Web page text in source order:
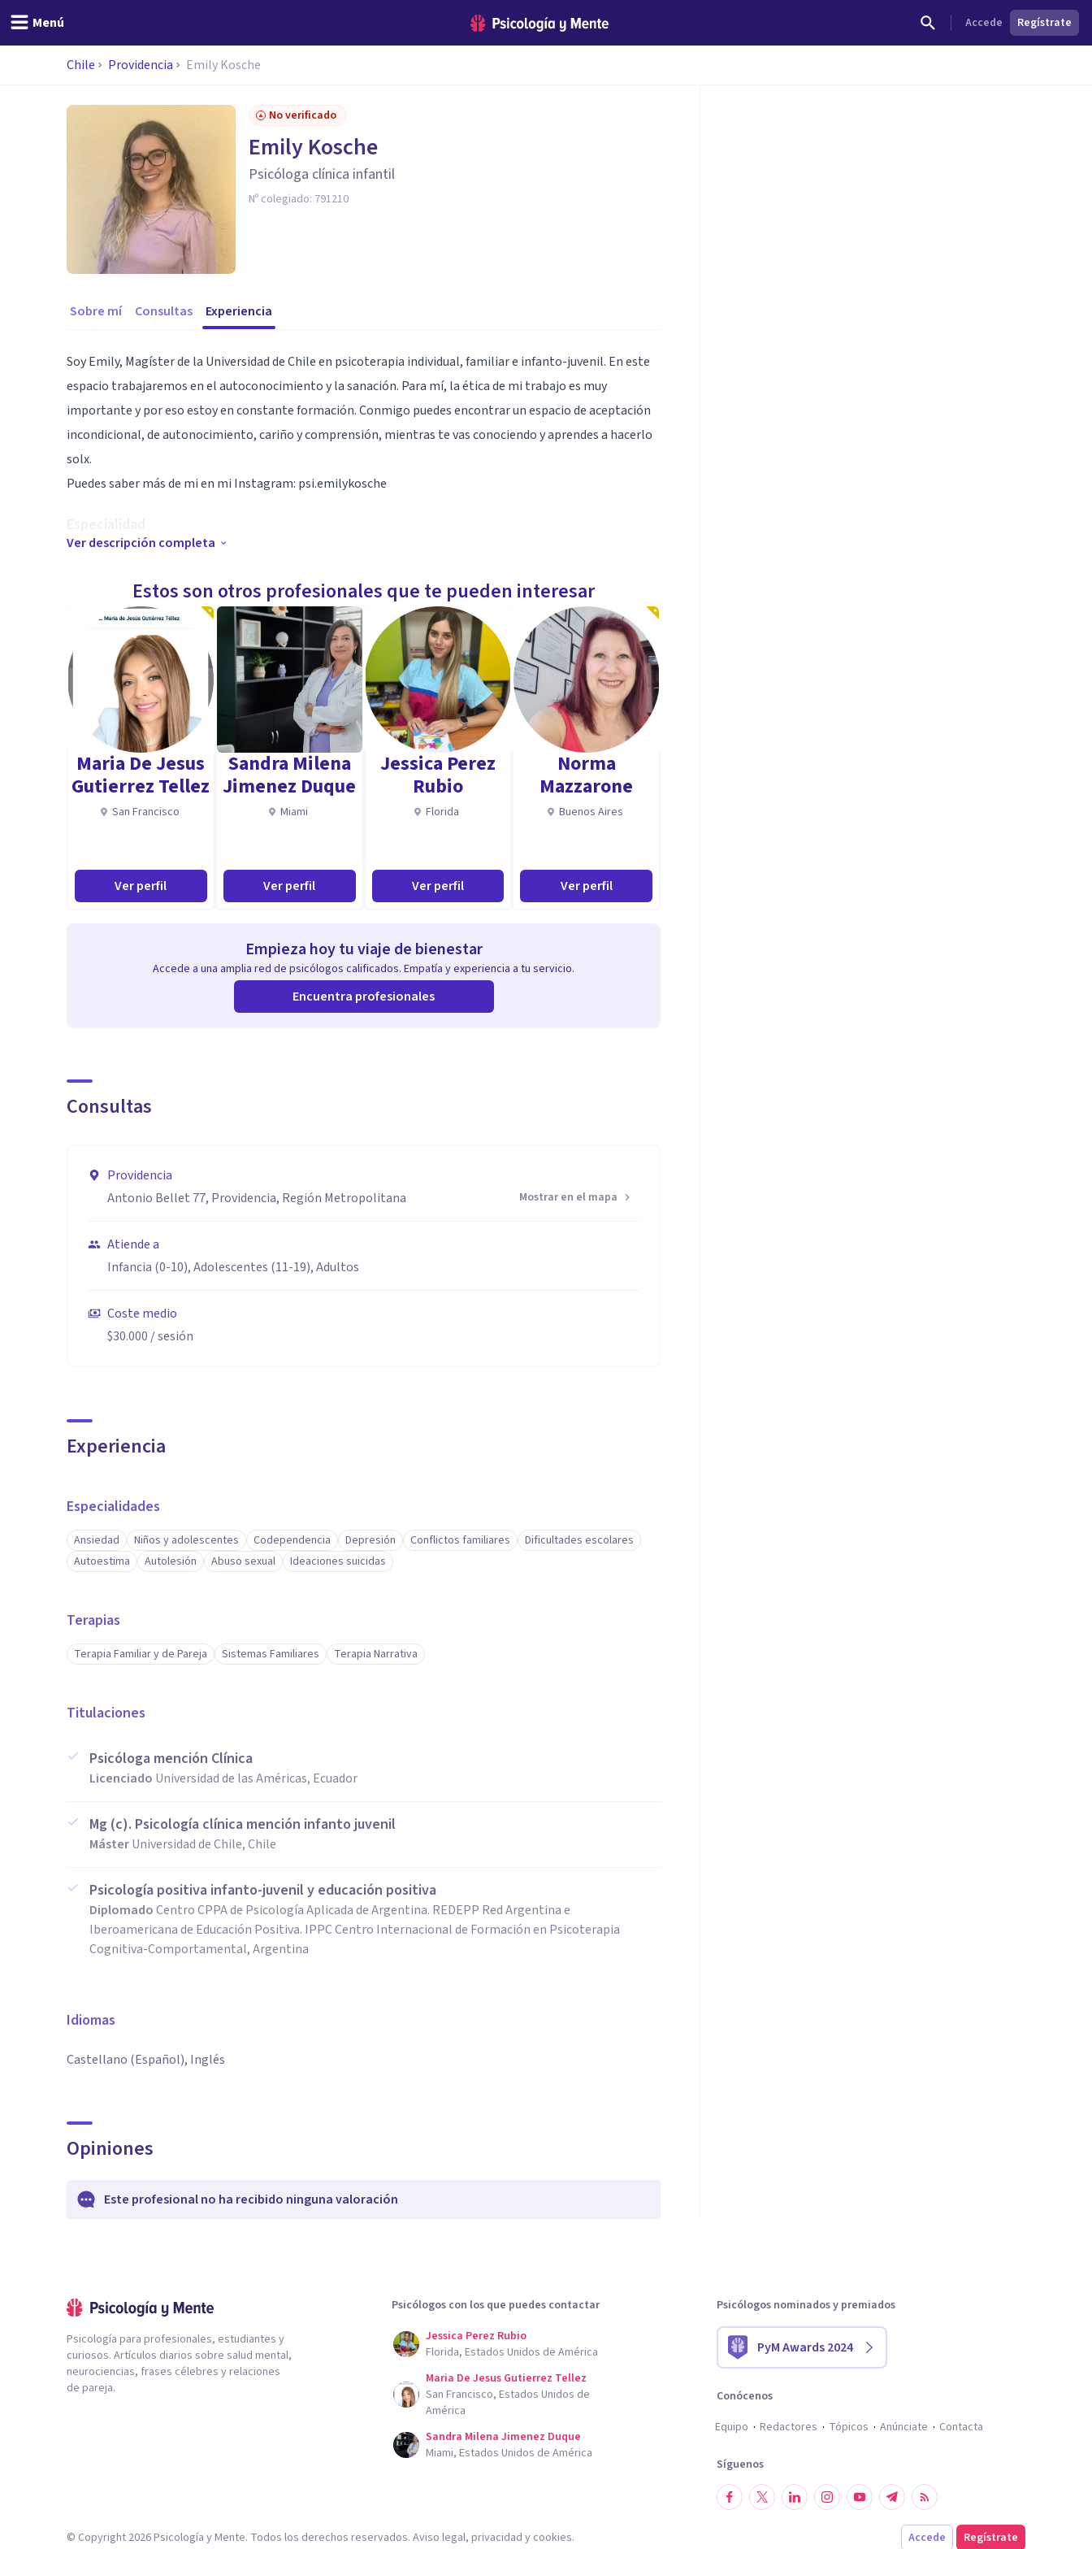
Menú Accede Regístrate
Chile Providencia Emily Kosche
No verificado
Emily Kosche
Psicóloga clínica infantil
Nº colegiado: 791210
Sobre mí Consultas Experiencia
Soy Emily, Magíster de la Universidad de Chile en psicoterapia individual, familiar e infanto-juvenil. En este
espacio trabajaremos en el autoconocimiento y la sanación. Para mí, la ética de mi trabajo es muy
importante y por eso estoy en constante formación. Conmigo puedes encontrar un espacio de aceptación
incondicional, de autonocimiento, cariño y comprensión, mientras te vas conociendo y aprendes a hacerlo
solx.
Puedes saber más de mi en mi Instagram: psi.emilykosche
Especialidad
Me especializo en trastornos afectivos, sobre todo ansiedad, depresión e ideación suicida. Tengo formación
Aptitudes
La terapia conmigo es como caminar de la mano, te acompaño en tu proceso sosteniéndote y siguiendo a
tu paso, según cómo te sientas listx. Este proceso es tuyo y el espacio es horizontal para que puedas tomar
decisiones guiadas y que te cuiden, para que puedas sentirte mejor y con bienestar.
Ver descripción completa
Estos son otros profesionales que te pueden interesar
Maria De Jesus
Gutierrez Tellez
San Francisco
Ver perfil
Sandra Milena
Jimenez Duque
Miami
Ver perfil
Jessica Perez
Rubio
Florida
Ver perfil
Norma
Mazzarone
Buenos Aires
Ver perfil
Empieza hoy tu viaje de bienestar
Accede a una amplia red de psicólogos calificados. Empatía y experiencia a tu servicio.
Encuentra profesionales
Consultas
Providencia
Antonio Bellet 77, Providencia, Región Metropolitana
Mostrar en el mapa
Atiende a
Infancia (0-10), Adolescentes (11-19), Adultos
Coste medio
$30.000 / sesión
Experiencia
Especialidades
Ansiedad Niños y adolescentes Codependencia Depresión Conflictos familiares
Dificultades escolares
Autoestima
Autolesión Abuso sexual Ideaciones suicidas
Terapias
Terapia Familiar y de Pareja Sistemas Familiares Terapia Narrativa
Titulaciones
Psicóloga mención Clínica
Licenciado Universidad de las Américas, Ecuador
Mg (c). Psicología clínica mención infanto juvenil
MásterUniversidad de Chile, Chile
Psicología positiva infanto-juvenil y educación positiva
DiplomadoCentro CPPA de Psicología Aplicada de Argentina. REDEPP Red Argentina e
Iberoamericana de Educación Positiva. IPPC Centro Internacional de Formación en Psicoterapia
Cognitiva-Comportamental, Argentina
Idiomas
Castellano (Español), Inglés
Opiniones
Este profesional no ha recibido ninguna valoración
Psicología para profesionales, estudiantes y
curiosos. Artículos diarios sobre salud mental,
neurociencias, frases célebres y relaciones
de pareja.
Psicólogos con los que puedes contactar
Jessica Perez Rubio
Florida, Estados Unidos de América
Maria De Jesus Gutierrez Tellez
San Francisco, Estados Unidos de
América
Sandra Milena Jimenez Duque
Miami, Estados Unidos de América
Psicólogos nominados y premiados
PyM Awards 2024
Conócenos
Equipo
Redactores Tópicos Anúnciate Contacta
Síguenos
Accede Regístrate
© Copyright 2026Psicología y Mente. Todos los derechos reservados. Aviso legal, privacidad y cookies.